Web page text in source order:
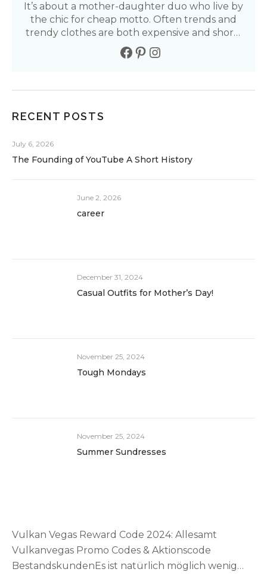
Vulkan Vegas Reward Code 2024: Allesamt
Vulkanvegas Promo Codes & Aktionscode
BestandskundenEs ist natürlich möglich wenig
It’s about a mother-daughter duo who live by
the chic for cheap motto. Often trends and
trendy clothes are both expensive and short-
lived. We aim to find affordable and fun ways
to live our fullest life. Follow our journey to
RECENT POSTS
July 6, 2026
The Founding of YouTube A Short History
June 2, 2026
career
December 31, 2024
Casual Outfits for Mother’s Day!
November 25, 2024
Tough Mondays
November 25, 2024
Summer Sundresses